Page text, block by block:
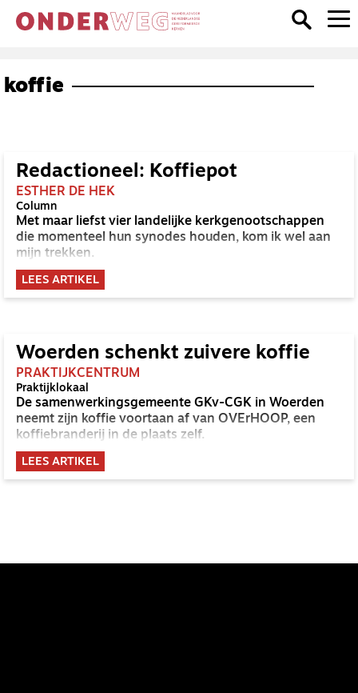
koffie
Redactioneel: Koffiepot
ESTHER DE HEK
Column
Met maar liefst vier landelijke kerkgenootschappen
die momenteel hun synodes houden, kom ik wel aan
mijn trekken.
LEES ARTIKEL
Woerden schenkt zuivere koffie
PRAKTIJKCENTRUM
Praktijklokaal
De samenwerkingsgemeente GKv-CGK in Woerden
neemt zijn koffie voortaan af van OVErHOOP, een
koffiebranderij in de plaats zelf.
LEES ARTIKEL